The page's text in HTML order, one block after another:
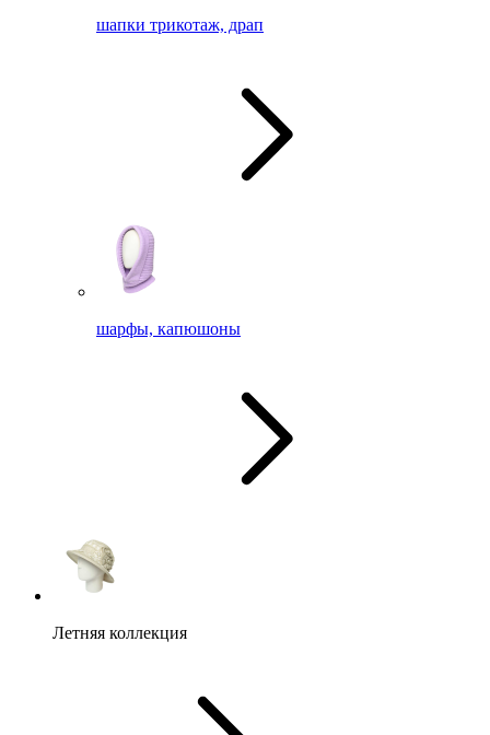
шапки трикотаж, драп
шарфы, капюшоны
Летняя коллекция